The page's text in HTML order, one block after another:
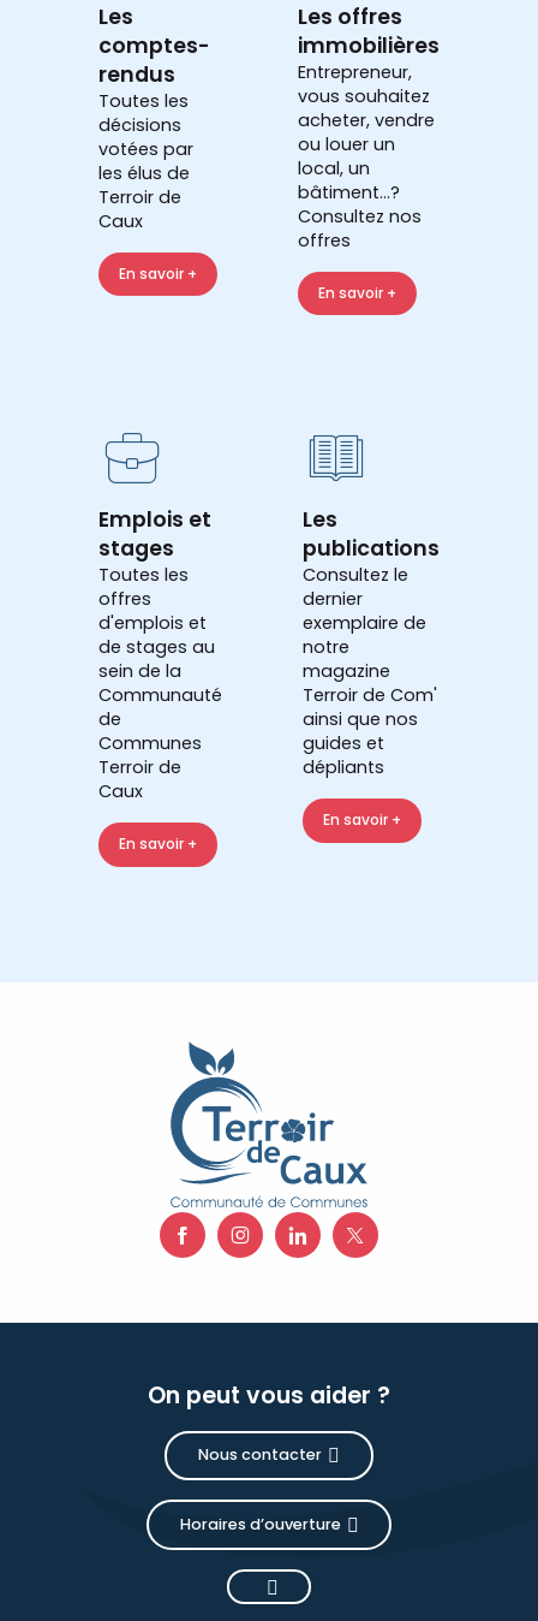
Les
comptes-
rendus
Toutes les
décisions
votées par
les élus de
Terroir de
Caux
En savoir +
Les offres
immobilières
Entrepreneur,
vous souhaitez
acheter, vendre
ou louer un
local, un
bâtiment...?
Consultez nos
offres
En savoir +
Emplois et
stages
Toutes les
offres
d'emplois et
de stages au
sein de la
Communauté
de
Communes
Terroir de
Caux
En savoir +
Les
publications
Consultez le
dernier
exemplaire de
notre
magazine
Terroir de Com'
ainsi que nos
guides et
dépliants
En savoir +
On peut vous aider ?
Nous contacter
Horaires d’ouverture